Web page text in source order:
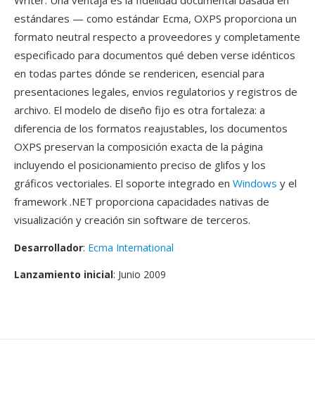
estándares — como estándar Ecma, OXPS proporciona un
formato neutral respecto a proveedores y completamente
especificado para documentos qué deben verse idénticos
en todas partes dónde se rendericen, esencial para
presentaciones legales, envios regulatorios y registros de
archivo. El modelo de diseño fijo es otra fortaleza: a
diferencia de los formatos reajustables, los documentos
OXPS preservan la composición exacta de la página
incluyendo el posicionamiento preciso de glifos y los
gráficos vectoriales. El soporte integrado en Windows y el
framework .NET proporciona capacidades nativas de
visualización y creación sin software de terceros.
Desarrollador: Ecma International
Lanzamiento inicial: Junio 2009